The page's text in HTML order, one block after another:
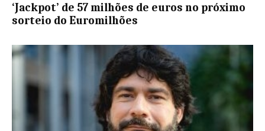
‘Jackpot’ de 57 milhões de euros no próximo
sorteio do Euromilhões